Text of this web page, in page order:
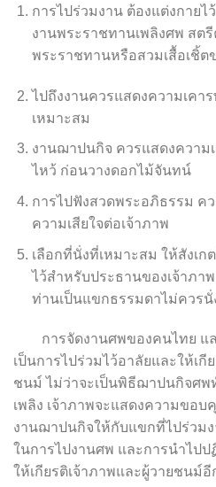
การไปร่วมงาน ต้องแต่งกาย
งานพระราชทานเพลิงศพ สต
พระราชทานหรือสวมเสื้อเชิ้ต
ไปถึงงานควรแสดงความเคา
เหมาะสม
งานฌาปนกิจ ควรแสดงความ
ไหว้ ก่อนวางดอกไม้จันทน์
การไปฟังสวดพระอภิธรรม ค
ความเสียใจต่อเจ้าภาพ
เลือกที่นั่งที่เหมาะสม ให้สังเ
ไว้สำหรับประธานของเจ้าภา
ท่านเป็นแขกธรรมดาไม่ควรนั่
การจัดงานศพของคนไทย แล
เป็นการไปร่วมไว้อาลัยและให้เกี
ชนม์ ไม่ว่าจะเป็นพิธีฌาปนกิจศพ
เพลิง เจ้าภาพจะแสดงความขอ
งานฌาปนกิจให้กับแขกที่ไปร่วม
ในการไปงานศพ และการนำไปป
ให้เกียรติเจ้าภาพและผู้วายชนม์